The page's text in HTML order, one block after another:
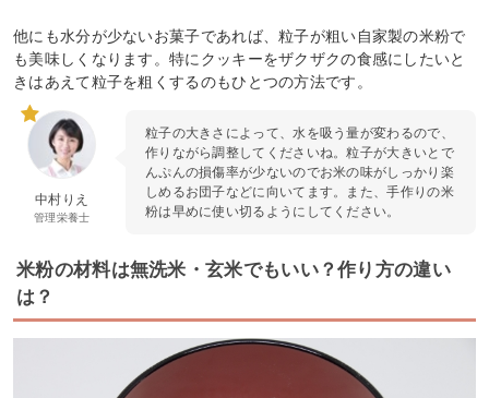
他にも水分が少ないお菓子であれば、粒子が粗い自家製の米粉で
も美味しくなります。特にクッキーをザクザクの食感にしたいと
きはあえて粒子を粗くするのもひとつの方法です。
中村りえ
管理栄養士
粒子の大きさによって、水を吸う量が変わるので、
作りながら調整してくださいね。粒子が大きいとで
んぷんの損傷率が少ないのでお米の味がしっかり楽
しめるお団子などに向いてます。また、手作りの米
粉は早めに使い切るようにしてください。
米粉の材料は無洗米・玄米でもいい？作り方の違い
は？